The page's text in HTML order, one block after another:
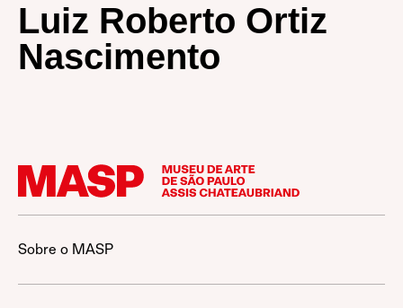
Luiz Roberto Ortiz
Nascimento
Sobre o MASP